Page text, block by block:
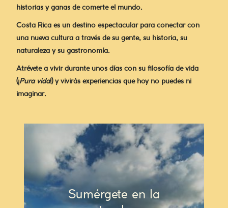
historias y ganas de comerte el mundo.
Costa Rica es un destino espectacular para conectar con
una nueva cultura a través de su gente, su historia, su
naturaleza y su gastronomía.
Atrévete a vivir durante unos días con su filosofía de vida
(¡Pura vida!) y vivirás experiencias que hoy no puedes ni
imaginar.
Sumérgete en la
Atrévete a hacer ese viaje que llevas tiempo deseando.
Ese que te va a conectar conitgo mismo, te va a
sumergir en la naturaleza de un país increíble y te va a